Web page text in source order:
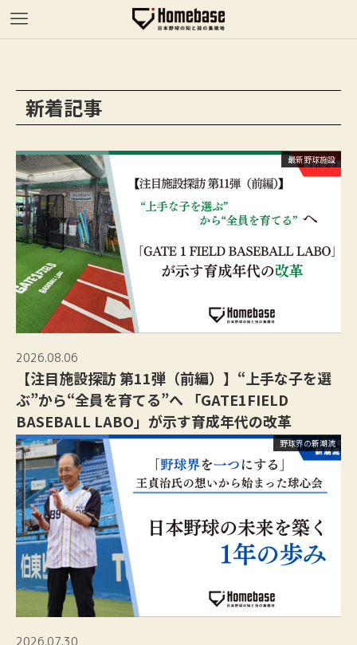
新着記事
最新野球施設
2026.08.06
【注目施設探訪 第11弾（前編）】“上手な子を選
ぶ”から“全員を育てる”へ 「GATE1FIELD
BASEBALL LABO」が示す育成年代の改革
野球界の新潮流
2026.07.30